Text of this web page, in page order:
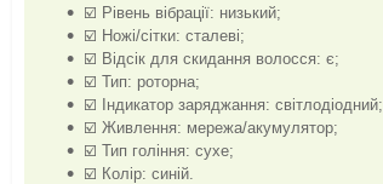
☑️ Рівень вібрації: низький;
☑️ Ножі/сітки: сталеві;
☑️ Відсік для скидання волосся: є;
☑️ Тип: роторна;
☑️ Індикатор заряджання: світлодіодний;
☑️ Живлення: мережа/акумулятор;
☑️ Тип гоління: сухе;
☑️ Колір: синій.